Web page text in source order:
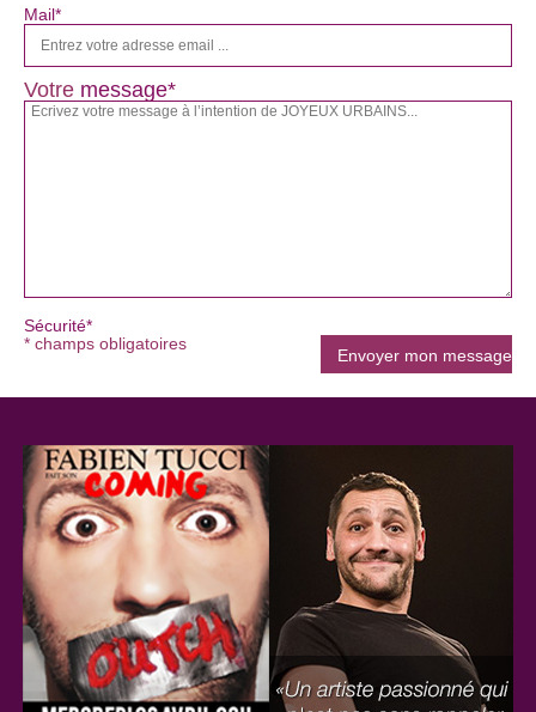
Mail*
Votre message*
Sécurité*
* champs obligatoires